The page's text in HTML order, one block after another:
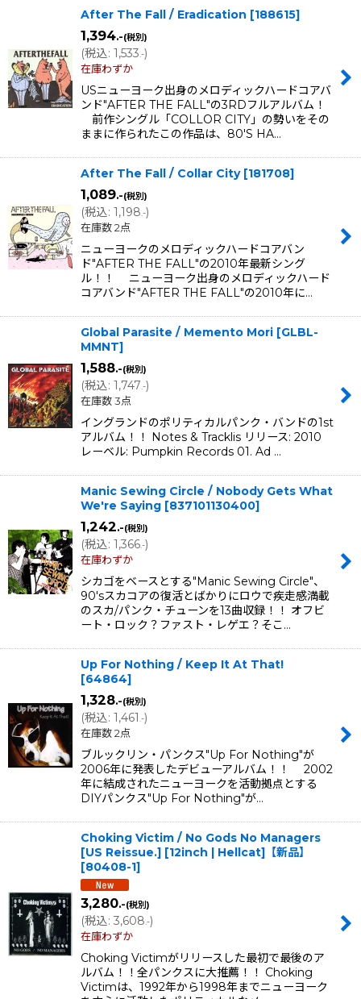
After The Fall / Eradication [188615]
1,394.-(税別)
(税込: 1,533.-)
在庫わずか
USニューヨーク出身のメロディックハードコアバ
ンド"AFTER THE FALL"の3RDフルアルバム！
前作シングル「COLLOR CITY」の勢いをその
ままに作られたこの作品は、80'S HA…
After The Fall / Collar City [181708]
1,089.-(税別)
(税込: 1,198.-)
在庫数 2点
ニューヨークのメロディックハードコアバン
ド"AFTER THE FALL"の2010年最新シング
ル！！ ニューヨーク出身のメロディックハード
コアバンド"AFTER THE FALL"の2010年に…
Global Parasite / Memento Mori [GLBL-
MMNT]
1,588.-(税別)
(税込: 1,747.-)
在庫数 3点
イングランドのポリティカルパンク・バンドの1st
アルバム！！ Notes & Tracklis リリース: 2010
レーベル: Pumpkin Records 01. Ad …
Manic Sewing Circle / Nobody Gets What
We're Saying [837101130400]
1,242.-(税別)
(税込: 1,366.-)
在庫わずか
シカゴをベースとする"Manic Sewing Circle"、
90'sスカコアの復活とばかりにロウで疾走感満載
のスカ/パンク・チューンを13曲収録！！ オフビ
ート・ロック？ファスト・レゲエ？そこ…
Up For Nothing / Keep It At That!
[64864]
1,328.-(税別)
(税込: 1,461 .-)
在庫数 2点
ブルックリン・パンクス"Up For Nothing"が
2006年に発表したデビューアルバム！！ 2002
年に結成されたニューヨークを活動拠点とする
DIYパンクス"Up For Nothing"が…
Choking Victim / No Gods No Managers
[US Reissue.] [12inch | Hellcat]【新品】
[80408-1]
3,280.-(税別)
(税込: 3,608.-)
在庫わずか
Choking Victimがリリースした最初で最後のア
ルバム！！全パンクスに大推薦！！ Choking
Victimは、1992年から1998年までニューヨーク